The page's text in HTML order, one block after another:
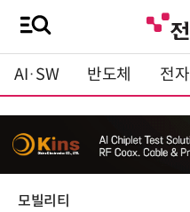
AI·SW 반도체 전자
모빌리티